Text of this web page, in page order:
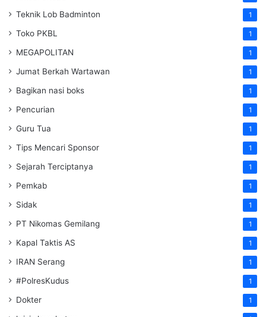
Teknik Lob Badminton 1
Toko PKBL 1
MEGAPOLITAN 1
Jumat Berkah Wartawan 1
Bagikan nasi boks 1
Pencurian 1
Guru Tua 1
Tips Mencari Sponsor 1
Sejarah Terciptanya 1
Pemkab 1
Sidak 1
PT Nikomas Gemilang 1
Kapal Taktis AS 1
IRAN Serang 1
#PolresKudus 1
Dokter 1